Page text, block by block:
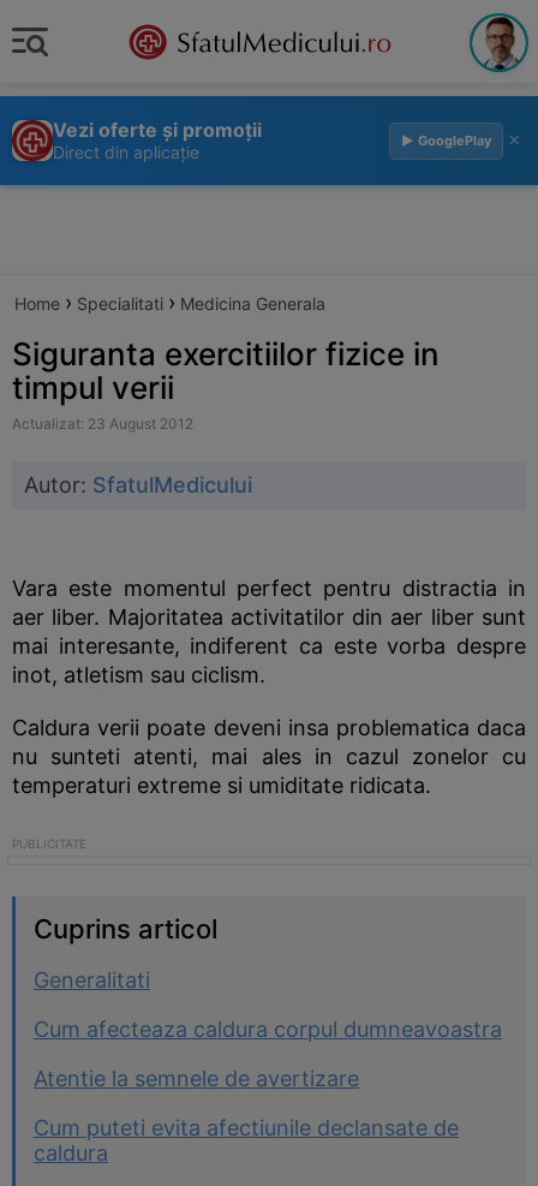
Vezi oferte și promoții
Direct din aplicație
▶ GooglePlay ×
Home › Specialitati › Medicina Generala
Siguranta exercitiilor fizice in
timpul verii
Actualizat: 23 August 2012
Autor: SfatulMedicului
Vara este momentul perfect pentru distractia in
aer liber. Majoritatea activitatilor din aer liber sunt
mai interesante, indiferent ca este vorba despre
inot, atletism sau ciclism.
Caldura verii poate deveni insa problematica daca
nu sunteti atenti, mai ales in cazul zonelor cu
temperaturi extreme si umiditate ridicata.
Cuprins articol
Generalitati
Cum afecteaza caldura corpul dumneavoastra
Atentie la semnele de avertizare
Cum puteti evita afectiunile declansate de
caldura